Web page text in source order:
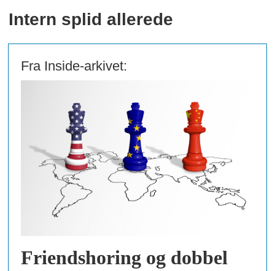
Intern splid allerede
Fra Inside-arkivet:
Friendshoring og dobbel